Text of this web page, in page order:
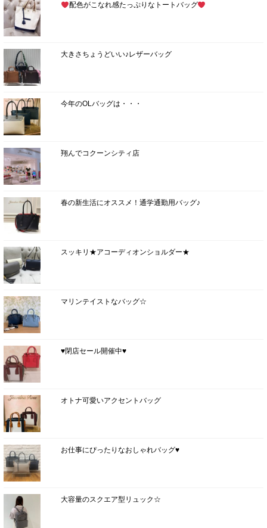
配色がこなれ感たっぷりなトートバッグ
大きさちょうどいい♪レザーバッグ
今年のOLバッグは・・・
翔んでコクーンシティ店
春の新生活にオススメ！通学通勤用バッグ♪
スッキリ★アコーディオンショルダー★
マリンテイストなバッグ☆
♥閉店セール開催中♥
オトナ可愛いアクセントバッグ
お仕事にぴったりなおしゃれバッグ♥
大容量のスクエア型リュック☆